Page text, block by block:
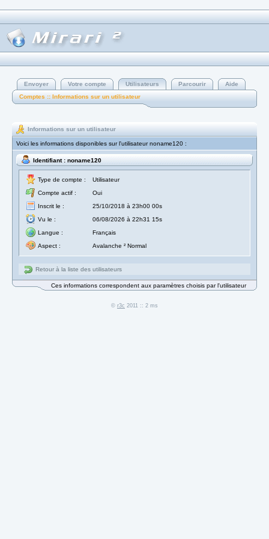
Envoyer Votre compte Utilisateurs Parcourir
Aide
Comptes :: Informations sur un utilisateur
Informations sur un utilisateur
Voici les informations disponibles sur l'utilisateur noname120 :
Identifiant : noname120
Type de compte :
Utilisateur
Compte actif :
Oui
Inscrit le :
25/10/2018 à 23h00 00s
Vu le :
06/08/2026 à 22h31 15s
Langue :
Français
Aspect :
Avalanche ² Normal
Retour à la liste des utilisateurs
Ces informations correspondent aux paramètres choisis par l'utilisateur
© r3c 2011 :: 2 ms